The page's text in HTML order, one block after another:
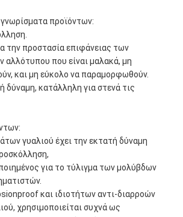
προϊόντων:
την προστασία επιφάνειας των
αλλότυπου που είναι μαλακά, μη
και μη εύκολο να παραμορφωθούν.
δύναμη, κατάλληλη για στενά τις
γυαλιού έχει την εκτατή δύναμη
για το τύλιγμα των μολύβδων
και ιδιοτήτων αντι-διαρροών
χρησιμοποιείται συχνά ως